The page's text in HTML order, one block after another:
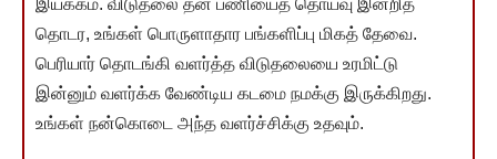
இயக்கம். விடுதலை தன் பணியைத் தொய்வு இன்றித்
தொடர, உங்கள் பொருளாதார பங்களிப்பு மிகத் தேவை.
பெரியார் தொடங்கி வளர்த்த விடுதலையை உரமிட்டு
இன்னும் வளர்க்க வேண்டிய கடமை நமக்கு இருக்கிறது.
உங்கள் நன்கொடை அந்த வளர்ச்சிக்கு உதவும்.